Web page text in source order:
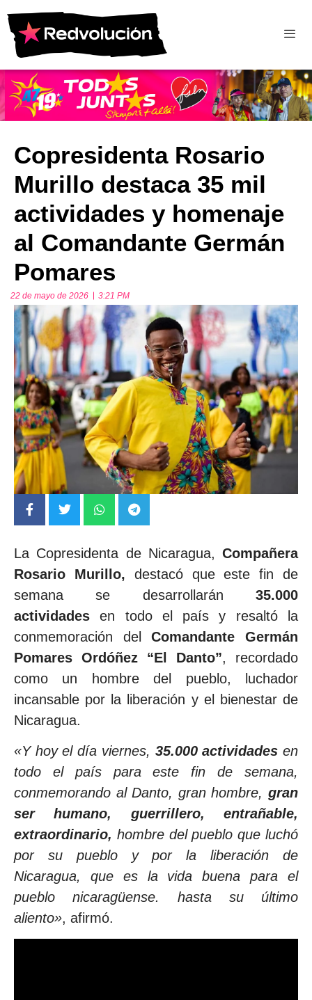
Copresidenta Rosario
Murillo destaca 35 mil
actividades y homenaje
al Comandante Germán
Pomares
22 de mayo de 2026 3:21 PM
La Copresidenta de Nicaragua, Compañera
Rosario Murillo, destacó que este fin de
semana se desarrollarán 35.000
actividades en todo el país y resaltó la
conmemoración delComandante Germán
Pomares Ordóñez “El Danto”, recordado
como
un hombre del pueblo, luchador
incansable por la liberación y el bienestar de
Nicaragua.
«Y hoy el día viernes, 35.000 actividadesen
todo el país para este fin de semana,
conmemorando al Danto, gran hombre, gran
ser humano, guerrillero, entrañable,
extraordinario, hombre del pueblo que luchó
por su pueblo y por la liberación de
Nicaragua, que es la vida buena para el
pueblo nicaragüense. hasta su último
aliento», afirmó.